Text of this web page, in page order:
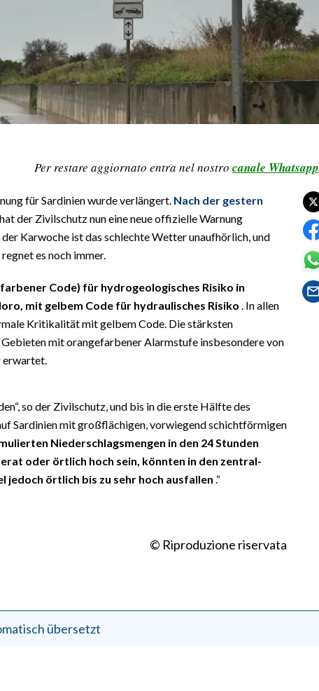
Per restare aggiornato entra nel nostro canale Whatsapp
für Sardinien wurde verlängert. Nach der gestern
hat der Zivilschutz nun eine neue offizielle Warnung
Karwoche ist das schlechte Wetter unaufhörlich, und
es noch immer.
Code) für hydrogeologisches Risiko in
mit gelbem Code für hydraulisches Risiko . In allen
Kritikalität mit gelbem Code. Die stärksten
Gebieten mit orangefarbener Alarmstufe insbesondere von
erwartet.
so der Zivilschutz, und bis in die erste Hälfte des
Sardinien mit großflächigen, vorwiegend schichtförmigen
Niederschlagsmengen in den 24 Stunden
oder örtlich hoch sein, könnten in den zentral-
jedoch örtlich bis zu sehr hoch ausfallen .“
© Riproduzione riservata
übersetzt